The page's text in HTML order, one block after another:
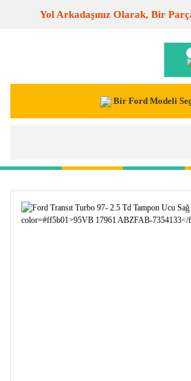
Yol Arkadaşınız Olarak, Bir
Bir Ford Modeli